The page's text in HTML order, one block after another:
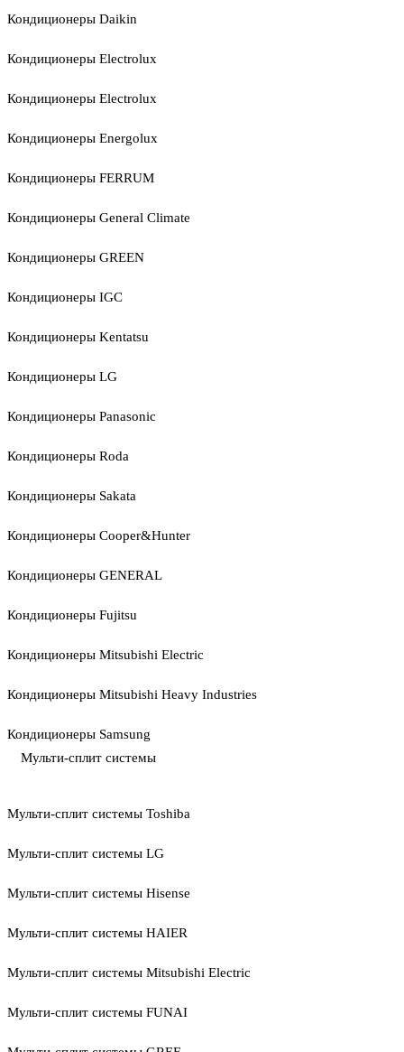
Кондиционеры Daikin
Кондиционеры Electrolux
Кондиционеры Electrolux
Кондиционеры Energolux
Кондиционеры FERRUM
Кондиционеры General Climate
Кондиционеры GREEN
Кондиционеры IGC
Кондиционеры Kentatsu
Кондиционеры LG
Кондиционеры Panasonic
Кондиционеры Roda
Кондиционеры Sakata
Кондиционеры Cooper&Hunter
Кондиционеры GENERAL
Кондиционеры Fujitsu
Кондиционеры Mitsubishi Electric
Кондиционеры Mitsubishi Heavy Industries
Кондиционеры Samsung
Мульти-сплит системы
Мульти-сплит системы Toshiba
Мульти-сплит системы LG
Мульти-сплит системы Hisense
Мульти-сплит системы HAIER
Мульти-сплит системы Mitsubishi Electric
Мульти-сплит системы FUNAI